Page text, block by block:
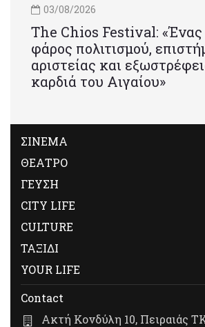
03/08/2026
Τhe Chios Festival:
φάρος πολιτισμού,
αριστείας και
καρδιά του Αιγαίου»
ΣΙΝΕΜΑ
ΘΕΑΤΡΟ
ΓΕΥΣΗ
CITY LIFE
CULTURE
ΤΑΞΙΔΙ
YOUR LIFE
Contact
Ακτή Κονδύλη 10, Πειραιάς